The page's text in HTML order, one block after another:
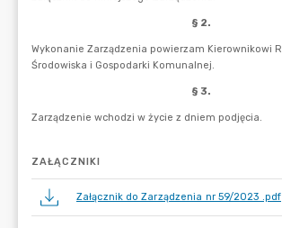
ZAŁĄCZNIKI
Załącznik do Zarządzenia nr 59/2023 .pdf